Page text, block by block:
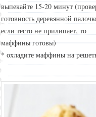
выпекайте 15-20 минут
готовность деревянной
если тесто не прилипает, то
маффины готовы)
* охладите маффины на